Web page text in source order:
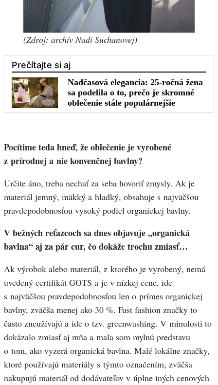
(Zdroj: archív Nadi Suchanovej)
Pocítime teda hneď, že oblečenie je vyrobené
z prírodnej a nie konvenčnej bavlny?
Určite áno, treba nechať za seba hovoriť zmysly. Ak je
materiál jemný, mäkký a hladký, obsahuje s najväčšou
pravdepodobnosťou vysoký podiel organickej bavlny.
V bežných reťazcoch sa dnes objavuje „organická
bavlna“ aj za pár eur, čo dokáže trochu zmiasť…
Ak výrobok alebo materiál, z ktorého je vyrobený, nemá
uvedený certifikát GOTS a je v nízkej cene, ide
s najväčšou pravdepodobnosťou len o prímes organickej
bavlny, zväčša menej ako 30 %. Fast fashion značky to
často zneužívajú a ide o tzv. greenwashing. V minulosti to
dokázalo zmiasť aj mňa a mala som mylnú predstavu
o tom, ako vyzerá organická bavlna. Malé lokálne značky,
ktoré používajú materiály s týmto označením, zväčša
nakupujú materiál od dodávateľov v úplne iných cenových